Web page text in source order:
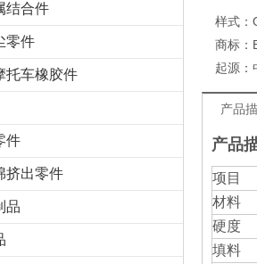
结合件
零件
托车橡胶件
件
挤出零件
品
样式：
商标：
起源：
产品
产品
项目
材料
硬度
填料